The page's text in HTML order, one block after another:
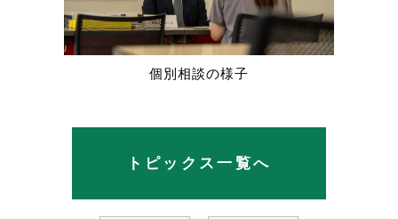
個別相談の様子
トピックス一覧へ